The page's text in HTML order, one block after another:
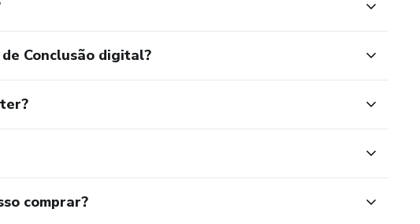
Conclusão digital?
comprar?